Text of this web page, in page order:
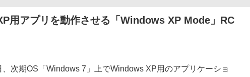
用アプリを動作させる「Windows XP Mode」RC
次期OS「Windows 7」上でWindows XP用のアプリケーショ